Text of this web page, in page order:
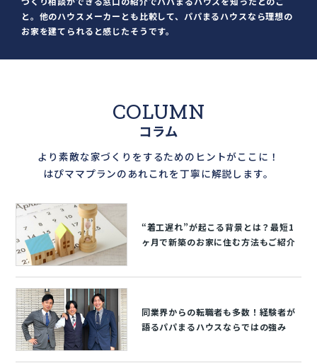
と。他のハウスメーカーとも比較して、パパまるハウスなら理想の
お家を建てられると感じたそうです。
COLUMN
コラム
より素敵な家づくりをするためのヒントがここに！
はぴママプランのあれこれを丁寧に解説します。
“着工遅れ”が起こる背景とは？最短1
ヶ月で新築のお家に住む方法もご紹介
同業界からの転職者も多数！経験者が
語るパパまるハウスならではの強み